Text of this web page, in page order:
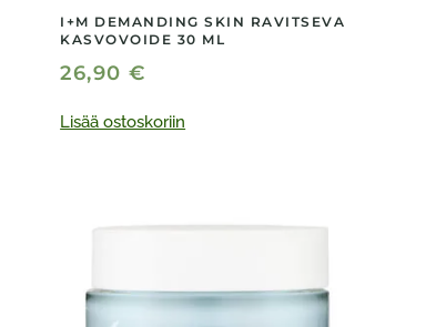
I+M DEMANDING SKIN RAVITSEVA
KASVOVOIDE 30 ML
26,90€
Lisää ostoskoriin